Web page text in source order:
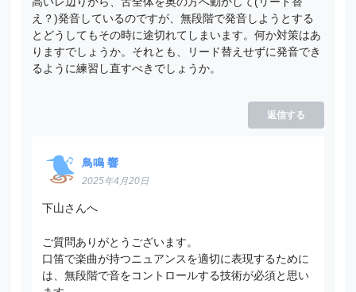
え？)発音しているのですが、無段階で発音しようとする
とどうしてもその時に途切れてしまいます。何か対策はあ
りますでしょうか。それとも、リード替えせずに発音でき
るように練習し直すべきでしょうか。
返信する
鳥鳴 響
2025年4月20日
下山さんへ
ご質問ありがとうございます。
口笛で楽曲が持つニュアンスを適切に表現するために
は、無段階で音をコントロールする技術が必須と思い